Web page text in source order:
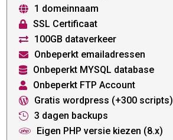
 1 domeinnaam
 SSL Certificaat
 100GB dataverkeer
 Onbeperkt emailadressen
 Onbeperkt MYSQL database
 Onbeperkt FTP Account
 Gratis wordpress (+300 scripts)
 3 dagen backups
 Eigen PHP versie kiezen (8.x)